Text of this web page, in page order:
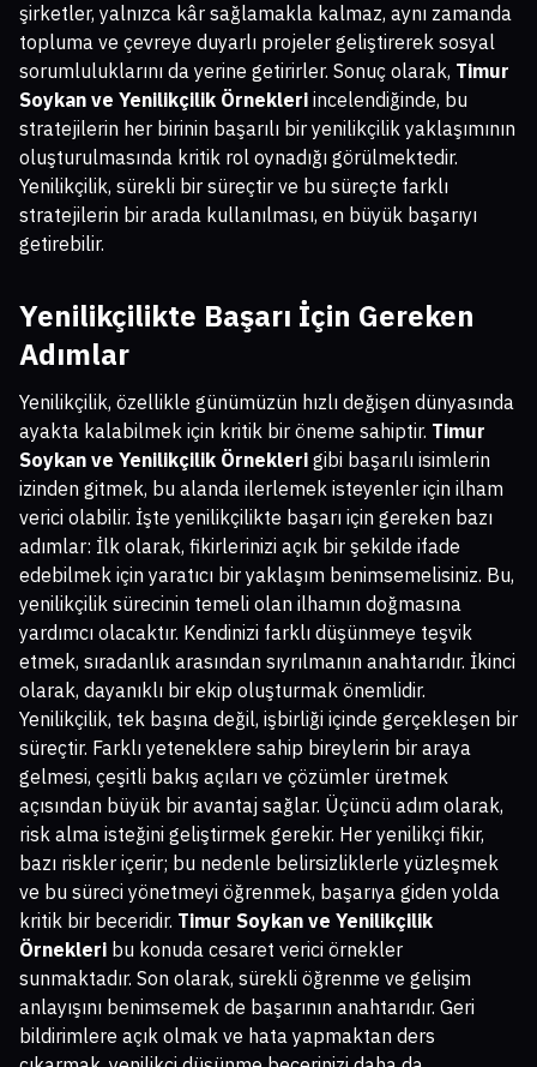
şirketler, yalnızca kâr sağlamakla kalmaz, aynı zamanda
topluma ve çevreye duyarlı projeler geliştirerek sosyal
sorumluluklarını da yerine getirirler. Sonuç olarak, Timur
Soykan ve Yenilikçilik Örnekleri incelendiğinde, bu
stratejilerin her birinin başarılı bir yenilikçilik yaklaşımının
oluşturulmasında kritik rol oynadığı görülmektedir.
Yenilikçilik, sürekli bir süreçtir ve bu süreçte farklı
stratejilerin bir arada kullanılması, en büyük başarıyı
getirebilir.
Yenilikçilikte Başarı İçin Gereken
Adımlar
Yenilikçilik, özellikle günümüzün hızlı değişen dünyasında
ayakta kalabilmek için kritik bir öneme sahiptir. Timur
Soykan ve Yenilikçilik Örnekleri gibi başarılı isimlerin
izinden gitmek, bu alanda ilerlemek isteyenler için ilham
verici olabilir. İşte yenilikçilikte başarı için gereken bazı
adımlar: İlk olarak, fikirlerinizi açık bir şekilde ifade
edebilmek için yaratıcı bir yaklaşım benimsemelisiniz. Bu,
yenilikçilik sürecinin temeli olan ilhamın doğmasına
yardımcı olacaktır. Kendinizi farklı düşünmeye teşvik
etmek, sıradanlık arasından sıyrılmanın anahtarıdır. İkinci
olarak, dayanıklı bir ekip oluşturmak önemlidir.
Yenilikçilik, tek başına değil, işbirliği içinde gerçekleşen bir
süreçtir. Farklı yeteneklere sahip bireylerin bir araya
gelmesi, çeşitli bakış açıları ve çözümler üretmek
açısından büyük bir avantaj sağlar. Üçüncü adım olarak,
risk alma isteğini geliştirmek gerekir. Her yenilikçi fikir,
bazı riskler içerir; bu nedenle belirsizliklerle yüzleşmek
ve bu süreci yönetmeyi öğrenmek, başarıya giden yolda
kritik bir beceridir. Timur Soykan ve Yenilikçilik
Örnekleri bu konuda cesaret verici örnekler
sunmaktadır. Son olarak, sürekli öğrenme ve gelişim
anlayışını benimsemek de başarının anahtarıdır. Geri
bildirimlere açık olmak ve hata yapmaktan ders